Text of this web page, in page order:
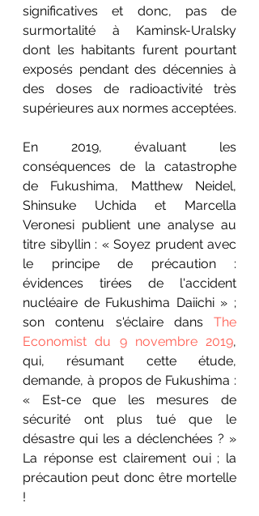
significatives et donc, pas de
surmortalité à Kaminsk-Uralsky
dont les habitants furent pourtant
exposés pendant des décennies à
des doses de radioactivité très
supérieures aux normes acceptées.
En 2019, évaluant les
conséquences de la catastrophe
de Fukushima, Matthew Neidel,
Shinsuke Uchida et Marcella
Veronesi publient une analyse au
titre sibyllin : « Soyez prudent avec
le principe de précaution :
évidences tirées de l'accident
nucléaire de Fukushima Daiichi » ;
son contenu s'éclaire dans The
Economist du 9 novembre 2019,
qui, résumant cette étude,
demande, à propos de Fukushima :
« Est-ce que les mesures de
sécurité ont plus tué que le
désastre qui les a déclenchées ? »
La réponse est clairement oui ; la
précaution peut donc être mortelle
!